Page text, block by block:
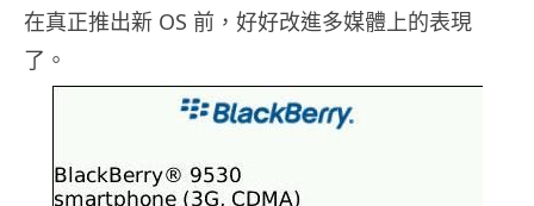
在真正推出新 OS 前，好好改進多媒體上的表現
了。